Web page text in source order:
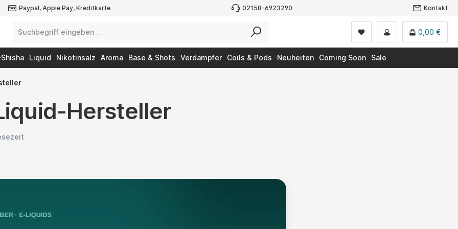
Paypal, Apple Pay, Kreditkarte 02158-6923290 Kontakt
0,00 €
Liquid Nikotinsalz Aroma Base & Shots Verdampfer Coils & Pods Neuheiten Coming Soon Sale
Hersteller